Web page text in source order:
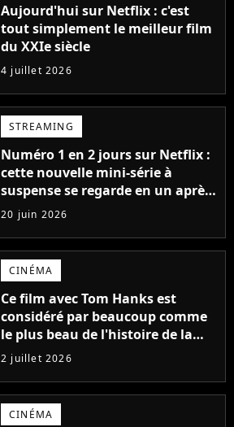
Aujourd'hui sur Netflix : c'est
tout simplement le meilleur film
du XXIe siècle
4 juillet 2026
STREAMING
Numéro 1 en 2 jours sur Netflix :
cette nouvelle mini-série à
suspense se regarde en un après-
midi
20 juin 2026
CINÉMA
Ce film avec Tom Hanks est
considéré par beaucoup comme
le plus beau de l'histoire de la
science-fiction
2 juillet 2026
CINÉMA